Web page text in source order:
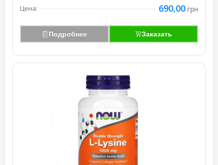
Цена: 690,00 грн
Подробнее Заказать